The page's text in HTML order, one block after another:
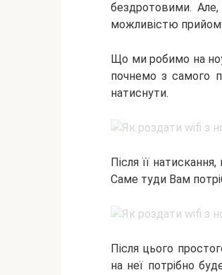
бездротовими.
можливістю
Що ми робимо на
почнемо з самого
натиснути.
Після її
Саме туди Вам
Після цього
на неї потрібно